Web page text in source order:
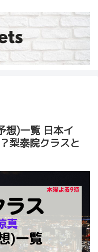
想)一覧 日本イ
梨泰院クラスと